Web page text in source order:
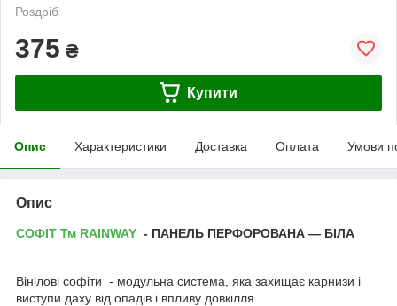
Роздріб
375 ₴
Купити
Опис Характеристики Доставка Оплата Умови
Опис
СОФІТ Тм RAINWAY - ПАНЕЛЬ ПЕРФОРОВАНА — БІЛА
Вінілові софіти - модульна система, яка захищає карнизи і
виступи даху від опадів і впливу довкілля.